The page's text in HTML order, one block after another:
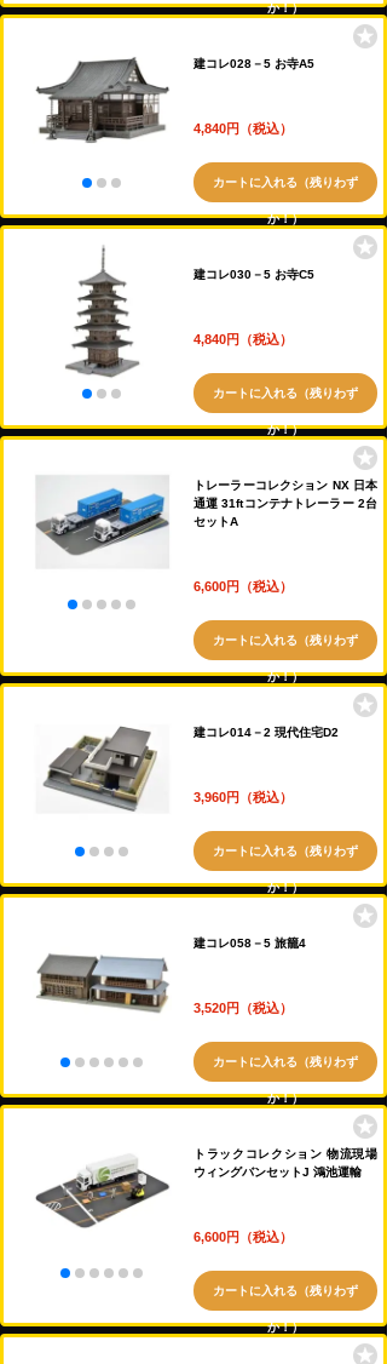
か！）
建コレ028－5 お寺A5
4,840円（税込）
カートに入れる（残りわず
か！）
建コレ030－5 お寺C5
4,840円（税込）
カートに入れる（残りわず
か！）
トレーラーコレクション NX 日本
通運 31ftコンテナトレーラー 2台
セットA
6,600円（税込）
カートに入れる（残りわず
か！）
建コレ014－2 現代住宅D2
3,960円（税込）
カートに入れる（残りわず
か！）
建コレ058－5 旅籠4
3,520円（税込）
カートに入れる（残りわず
か！）
トラックコレクション 物流現場
ウィングバンセットJ 鴻池運輸
6,600円（税込）
カートに入れる（残りわず
か！）